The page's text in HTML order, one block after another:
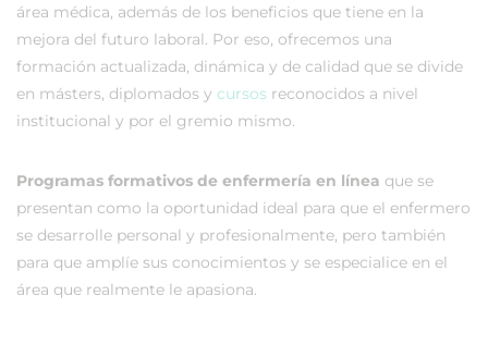
área médica, además de los beneficios que tiene en la
mejora del futuro laboral. Por eso, ofrecemos una
formación actualizada, dinámica y de calidad que se divide
en másters, diplomados y cursos reconocidos a nivel
institucional y por el gremio mismo.
Programas formativos de enfermería en línea que se
presentan como la oportunidad ideal para que el enfermero
se desarrolle personal y profesionalmente, pero también
para que amplíe sus conocimientos y se especialice en el
área que realmente le apasiona.